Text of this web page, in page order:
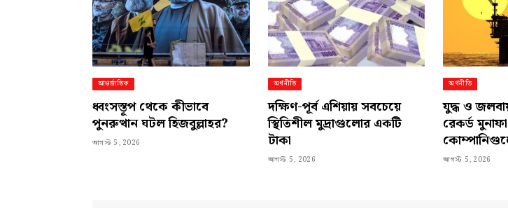
আন্তর্জাতিক
ধ্বংসস্তূপ থেকে কীভাবে
পুনরুত্থান ঘটল হিজবুল্লাহর?
আগস্ট 5, 2026
অর্থনীতি
দক্ষিণ-পূর্ব এশিয়ায় সবচেয়ে
স্থিতিশীল মুদ্রাগুলোর একটি
টাকা
আগস্ট 5, 2026
অর্থনীতি
যুদ্ধ ও
রেকর্ড
আগস্ট 5, 2026